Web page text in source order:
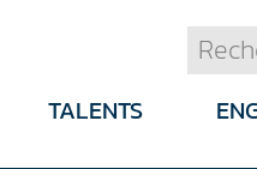
TALENTS